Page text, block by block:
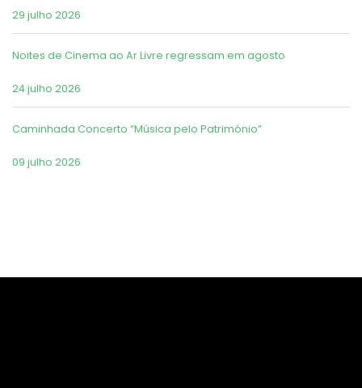
29 julho 2026
Noites de Cinema ao Ar Livre regressam em agosto
24 julho 2026
Caminhada Concerto “Música pelo Património”
09 julho 2026